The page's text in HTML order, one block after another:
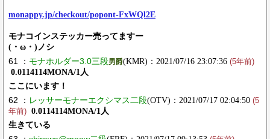
monappy.jp/checkout/popont-FxWQl2E
モナコインステッカー売ってますー
(・ω・)ノシ
61 ： モナホルダー3.0三段男爵(KMR)：2021/07/16 23:07:36 (5年前)
0.0114114MONA/1人
ここにいます！
62 ： レッサーモナーエクシマス二段(OTV)：2021/07/17 02:04:50 (5
年前) 0.0114114MONA/1人
生きている